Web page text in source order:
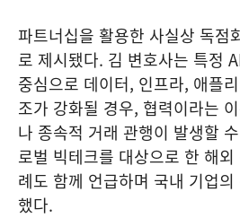
파트너십을 활용한 사실상 독점
로 제시됐다. 김 변호사는 특정
중심으로 데이터, 인프라, 애플
조가 강화될 경우, 협력이라는
나 종속적 거래 관행이 발생할
로벌 빅테크를 대상으로 한 해
례도 함께 언급하며 국내 기업
했다.